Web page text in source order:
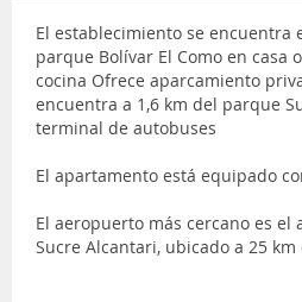
El establecimiento se encuentra
parque Bolívar El Como en casa
cocina Ofrece aparcamiento
encuentra a 1,6 km del parque
terminal de autobuses
El apartamento está equipado
El aeropuerto más cercano es
Sucre Alcantari, ubicado a 25